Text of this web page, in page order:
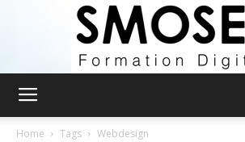
Home Tags Webdesign